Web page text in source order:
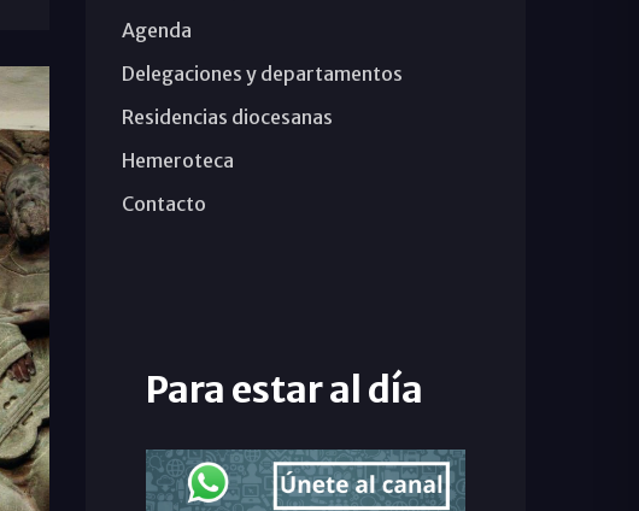
Agenda
Delegaciones y departamentos
Residencias diocesanas
Hemeroteca
Contacto
Para estar al día